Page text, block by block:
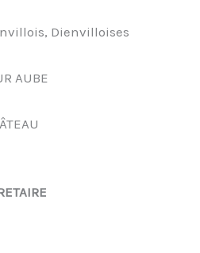
Dienvilloises
AUBE